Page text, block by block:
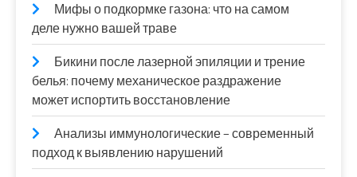
Мифы о подкормке газона: что на самом
деле нужно вашей траве
Бикини после лазерной эпиляции и трение
белья: почему механическое раздражение
может испортить восстановление
Анализы иммунологические – современный
подход к выявлению нарушений